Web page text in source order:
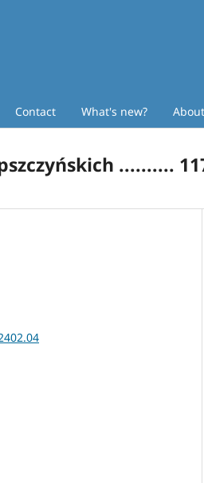
Contact What's new?
..........